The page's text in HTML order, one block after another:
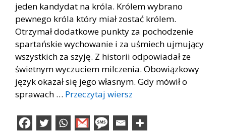
jeden kandydat na króla. Królem wybrano
pewnego króla który miał zostać królem.
Otrzymał dodatkowe punkty za pochodzenie
spartańskie wychowanie i za uśmiech ujmujący
wszystkich za szyję. Z historii odpowiadał ze
świetnym wyczuciem milczenia. Obowiązkowy
język okazał się jego własnym. Gdy mówił o
sprawach … Przeczytaj wiersz